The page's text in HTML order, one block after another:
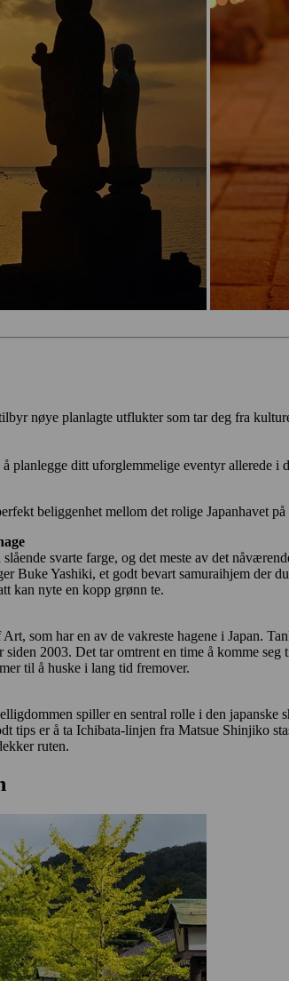
nøye planlagte utflukter som tar deg fra
planlegge ditt uforglemmelige eventyr allerede i
beliggenhet mellom det rolige Japanhavet
svarte farge, og det meste av det
Yashiki, et godt bevart samuraihjem der
kan nyte en kopp grønn te.
som har en av de vakreste hagene i Japan.
2003. Det tar omtrent en time å komme
til å huske i lang tid fremover.
spiller en sentral rolle i den
tips er å ta Ichibata-linjen fra Matsue Shinjiko
ruten.